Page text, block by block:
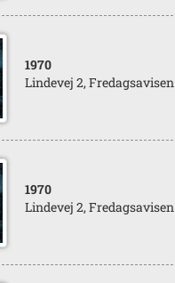
1970
Lindevej 2, Fredagsavisen
1970
Lindevej 2, Fredagsavisen